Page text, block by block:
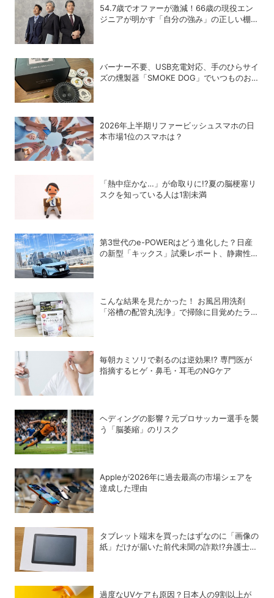
54.7歳でオファーが激減！66歳の現役エン
ジニアが明かす「自分の強み」の正しい棚卸
バーナー不要、USB充電対応、手のひらサイ
ズの燻製器「SMOKE DOG」でいつものお
2026年上半期リファービッシュスマホの日
本市場1位のスマホは？
「熱中症かな…」が命取りに!?夏の脳梗塞リ
スクを知っている人は1割未満
第3世代のe-POWERはどう進化した？日産
の新型「キックス」試乗レポート、静粛性・
こんな結果を見たかった！ お風呂用洗剤
「浴槽の配管丸洗浄」で掃除に目覚めたライ
毎朝カミソリで剃るのは逆効果!? 専門医が
指摘するヒゲ・鼻毛・耳毛のNGケア
ヘディングの影響？元プロサッカー選手を襲
う「脳萎縮」のリスク
Appleが2026年に過去最⾼の市場シェアを
達成した理由
タブレット端末を買ったはずなのに「画像の
紙」だけが届いた前代未聞の詐欺!?弁護士が
過度なUVケアも原因？日本人の9割以上が